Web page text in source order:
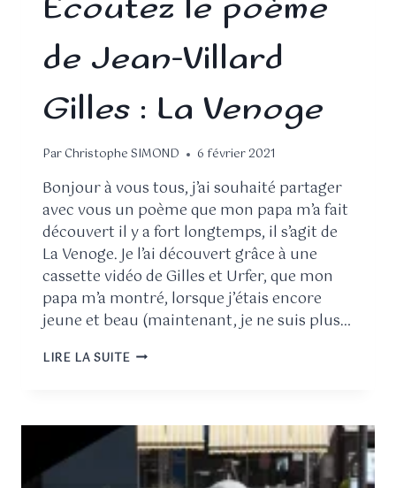
Écoutez le poème
de Jean-Villard
Gilles : La Venoge
ParChristophe SIMOND 6 février 2021
Bonjour à vous tous, j’ai souhaité partager
avec vous un poème que mon papa m’a fait
découvert il y a fort longtemps, il s’agit de
La Venoge. Je l’ai découvert grâce à une
cassette vidéo de Gilles et Urfer, que mon
papa m’a montré, lorsque j’étais encore
jeune et beau (maintenant, je ne suis plus…
LIRE LA SUITE